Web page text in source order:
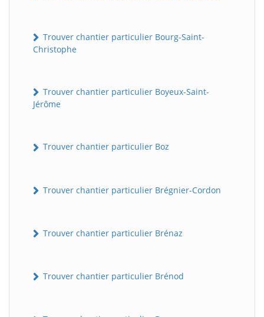
Trouver chantier particulier Bourg-Saint-
Christophe
Trouver chantier particulier Boyeux-Saint-
Jérôme
Trouver chantier particulier Boz
Trouver chantier particulier Brégnier-Cordon
Trouver chantier particulier Brénaz
Trouver chantier particulier Brénod